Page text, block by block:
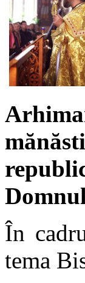
În
tema